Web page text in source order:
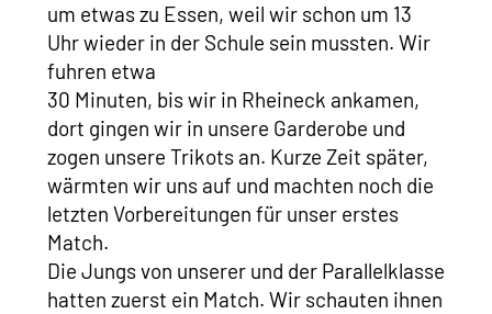
um etwas zu Essen, weil wir schon um 13
Uhr wieder in der Schule sein mussten. Wir
fuhren etwa
30 Minuten, bis wir in Rheineck ankamen,
dort gingen wir in unsere Garderobe und
zogen unsere Trikots an. Kurze Zeit später,
wärmten wir uns auf und machten noch die
letzten Vorbereitungen für unser erstes
Match.
Die Jungs von unserer und der Parallelklasse
hatten zuerst ein Match. Wir schauten ihnen